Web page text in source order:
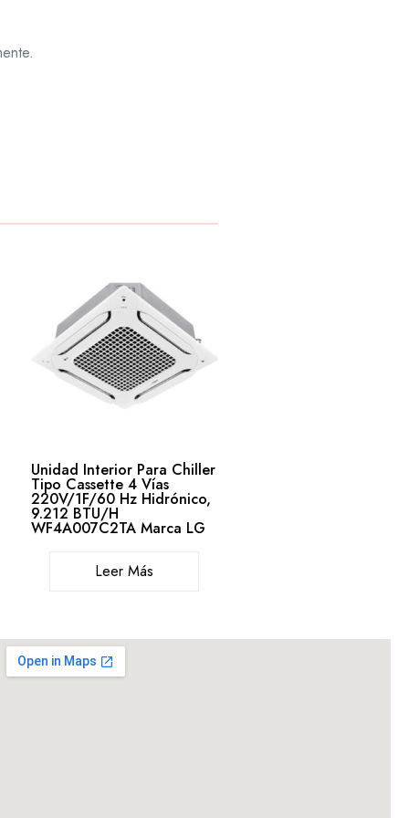
Unidad Interior Para Chiller
Tipo Cassette 4 Vías
220V/1F/60 Hz Hidrónico,
9.212 BTU/H
WF4A007C2TA Marca LG
Leer Más